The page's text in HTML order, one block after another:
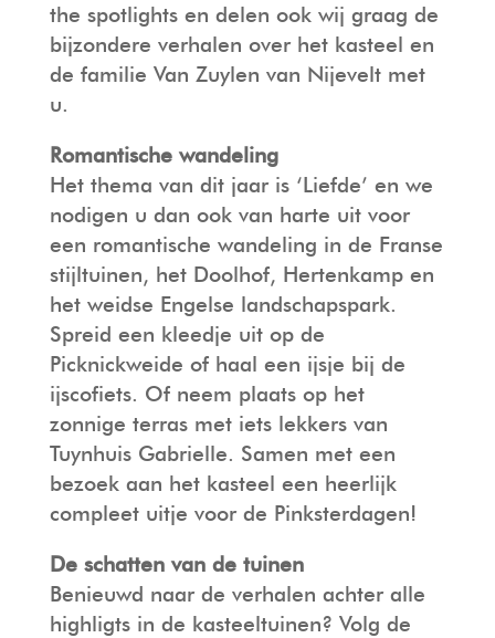
the spotlights en delen ook wij graag de
bijzondere verhalen over het kasteel en
de familie Van Zuylen van Nijevelt met
u.
Romantische wandeling
Het thema van dit jaar is ‘Liefde’ en we
nodigen u dan ook van harte uit voor
een romantische wandeling in de Franse
stijltuinen, het Doolhof, Hertenkamp en
het weidse Engelse landschapspark.
Spreid een kleedje uit op de
Picknickweide of haal een ijsje bij de
ijscofiets. Of neem plaats op het
zonnige terras met iets lekkers van
Tuynhuis Gabrielle. Samen met een
bezoek aan het kasteel een heerlijk
compleet uitje voor de Pinksterdagen!
De schatten van de tuinen
Benieuwd naar de verhalen achter alle
highligts in de kasteeltuinen? Volg de